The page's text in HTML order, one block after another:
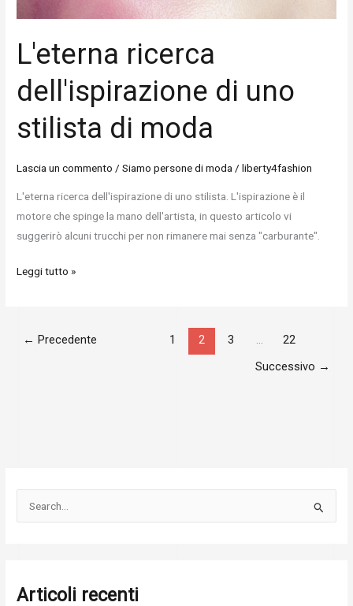
L'eterna ricerca
dell'ispirazione di uno
stilista di moda
Lascia un commento /Siamo persone di moda /liberty4fashion
L'eterna ricerca dell'ispirazione di uno stilista. L'ispirazione è il
motore che spinge la mano dell'artista, in questo articolo vi
suggerirò alcuni trucchi per non rimanere mai senza "carburante".
Leggi tutto »
← Precedente 1 2 3 ...
22
Successivo →
a
Articoli recenti